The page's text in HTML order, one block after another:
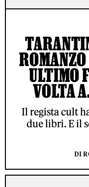
ULTIMO
VOLTA
Il regista cult
due libri. E il
DI